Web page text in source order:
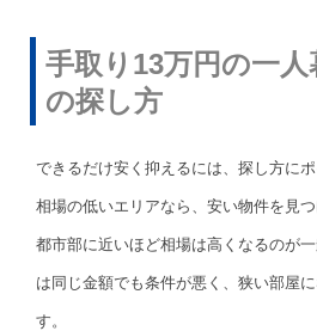
手取り13万円の一
の探し方
できるだけ安く抑えるには、探し方にポ
相場の低いエリアなら、安い物件を見つ
都市部に近いほど相場は高くなるのが
は同じ金額でも条件が悪く、狭い部屋
す。